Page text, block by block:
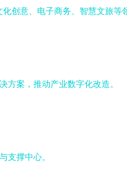
创意、电子商务、智慧文旅
案，推动产业数字化改造。
支撑中心。